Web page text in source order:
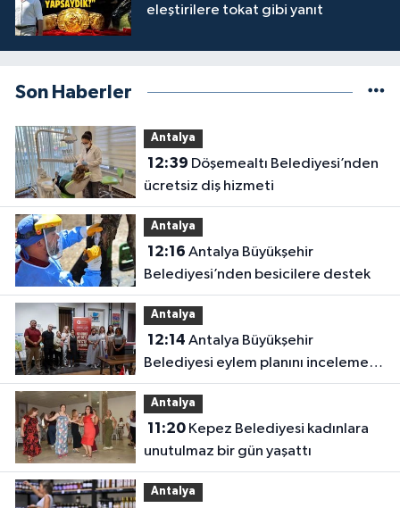
eleştirilere tokat gibi yanıt
Son Haberler
Antalya
12:39
ücretsiz diş hizmeti
Antalya
12:16
Belediyesi’nden besicilere destek
Antalya
12:14
Belediyesi eylem planını inceleme
altına aldı
Antalya
11:20Kepez Belediyesi kadınlara
unutulmaz bir gün yaşattı
Antalya